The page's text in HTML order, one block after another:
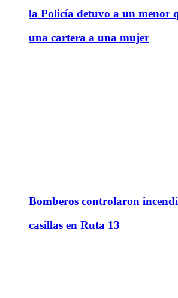
la Policía detuvo a un menor
una cartera a una mujer
Bomberos controlaron
casillas en Ruta 13